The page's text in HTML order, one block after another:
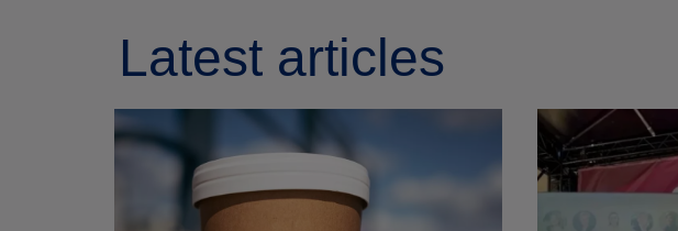
Latest articles